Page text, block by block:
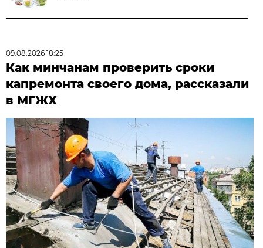
09.08.2026 18:25
Как минчанам проверить сроки
капремонта своего дома, рассказали
в МГЖХ